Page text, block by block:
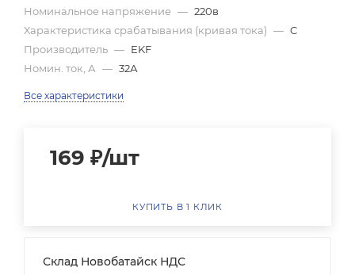
Номинальное напряжение — 220в
Характеристика срабатывания (кривая тока) — C
Производитель — EKF
Номин. ток, А — 32А
Все характеристики
169 ₽/шт
КУПИТЬ В 1 КЛИК
Склад Новобатайск НДС